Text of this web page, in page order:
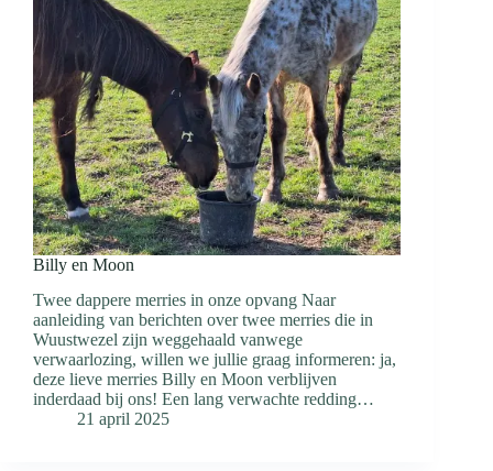
Billy en Moon
Twee dappere merries in onze opvang Naar
aanleiding van berichten over twee merries die in
Wuustwezel zijn weggehaald vanwege
verwaarlozing, willen we jullie graag informeren: ja,
deze lieve merries Billy en Moon verblijven
inderdaad bij ons! Een lang verwachte redding…
21 april 2025